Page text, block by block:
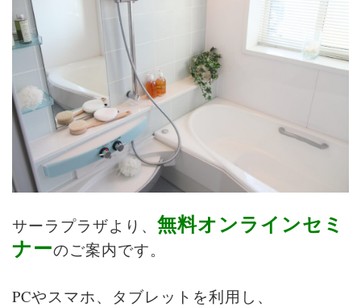
サーラプラザより、 無料オンラインセミ
ナーのご案内です。
PCやスマホ、タブレットを利用し、